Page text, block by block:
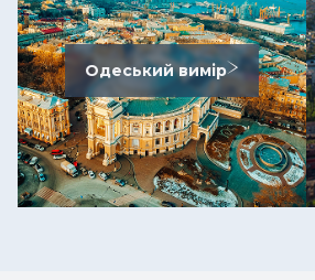
Одеський вимір